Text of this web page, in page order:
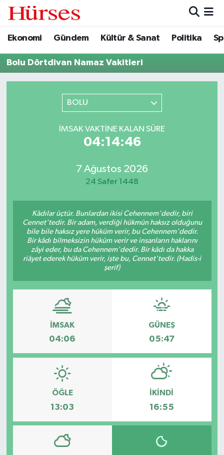
Ekonomi Gündem Kültür & Sanat Politika
Bolu Dörtdivan Namaz Vakitleri
BOLU
İMSAK VAKTINE KALAN SÜRE
04:14:46
7 Ağustos 2026
24 Safer 1448
Kâdılar üçtür. Bunlardan ikisi Cehennem'dedir, biri
Cennet'tedir. Bir adam, verdiği hükmün haksız olduğunu
bile bile haksız yere hüküm verir, bu Cehennem'dedir.
Bir kâdı bilmeksizin hüküm verir ve insanların haklarını
zâyi eder, bu da Cehennem'dedir. Bir kâdı da hakka
riâyet ederek hüküm verir, işte bu, Cennet'tedir. (Hadis-i
şerif)
İMSAK
04:06
GÜNEŞ
05:47
ÖĞLE
13:03
İKINDI
16:55
Ekonomi
Gündem
Hava Durumu
Trafik Durumu
Tüm Manşetler
Son Dakika Haberleri